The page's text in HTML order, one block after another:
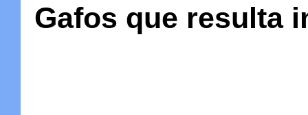
Gafos que resulta